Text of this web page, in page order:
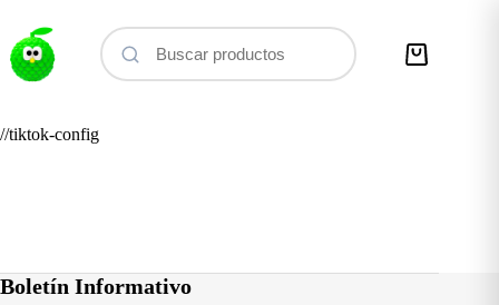
contenido
Carro
//tiktok-config
Boletín Informativo